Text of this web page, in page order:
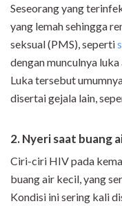
Seseorang yang
yang lemah sehingga
seksual (PMS), seperti
dengan munculnya luka
Luka tersebut
disertai gejala lain,
2. Nyeri saat buang
Ciri-ciri HIV pada
buang air kecil, yang
Kondisi ini sering kali